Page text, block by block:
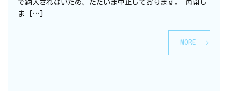
で納入されないため、ただいま中止しております。 再開し
ま […]
MORE